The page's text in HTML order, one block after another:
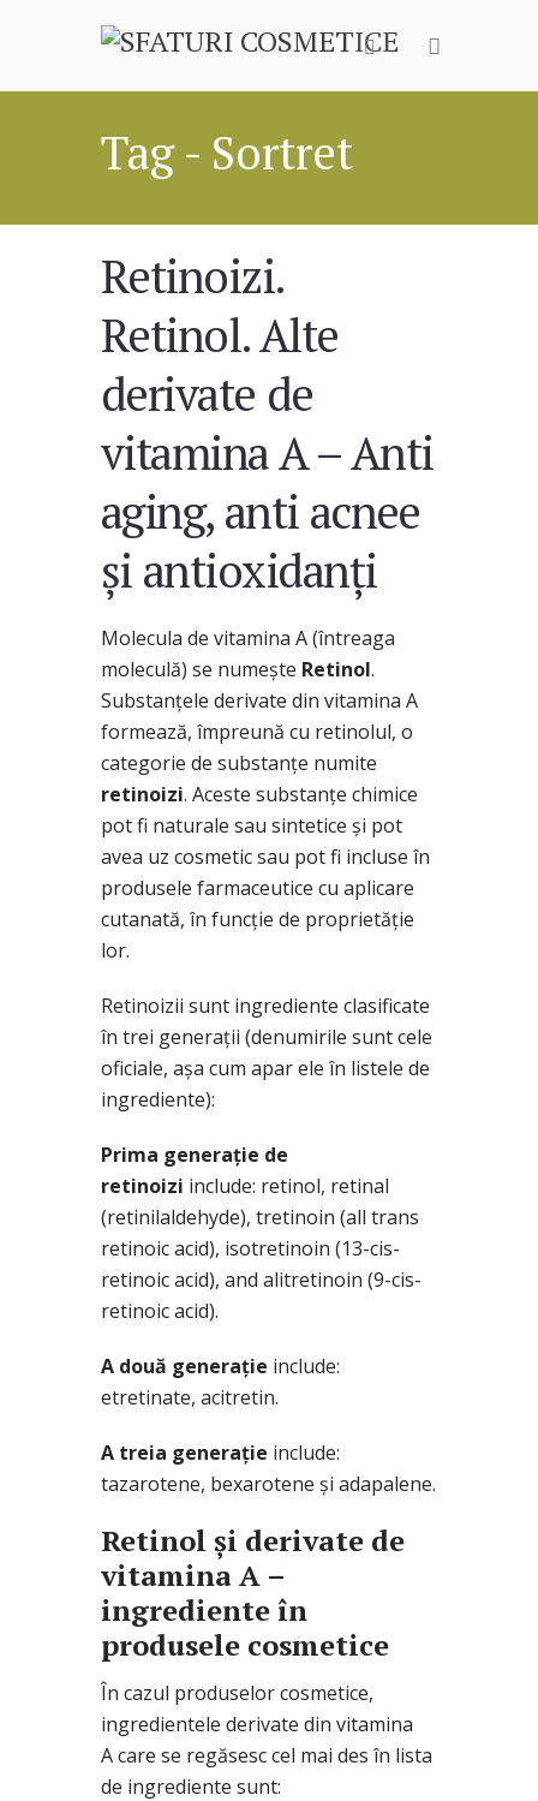
Tag - Sortret
Retinoizi.
Retinol. Alte
derivate de
vitamina A – Anti
aging, anti acnee
și antioxidanți
Molecula de vitamina A (întreaga
moleculă) se numește Retinol.
Substanțele derivate din vitamina A
formează, împreună cu retinolul, o
categorie de substanțe numite
retinoizi. Aceste substanțe chimice
pot fi naturale sau sintetice și pot
avea uz cosmetic sau pot fi incluse în
produsele farmaceutice cu aplicare
cutanată, în funcție de proprietăție
lor.
Retinoizii sunt ingrediente clasificate
în trei generații (denumirile sunt cele
oficiale, așa cum apar ele în listele de
ingrediente):
Prima generație de
retinoizi include: retinol, retinal
(retinilaldehyde), tretinoin (all trans
retinoic acid), isotretinoin (13-cis-
retinoic acid), and alitretinoin (9-cis-
retinoic acid).
A două generație include:
etretinate, acitretin.
A treia generație include:
tazarotene, bexarotene și adapalene.
Retinol și derivate de
vitamina A –
ingrediente în
produsele cosmetice
În cazul produselor cosmetice,
ingredientele derivate din vitamina
A care se regăsesc cel mai des în lista
de ingrediente sunt: